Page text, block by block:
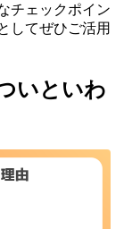
チェックポイン
してぜひご活用
いといわ